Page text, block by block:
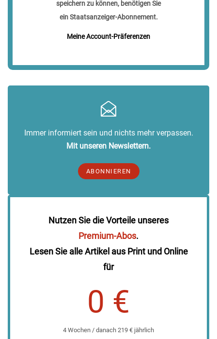
speichern zu können, benötigen Sie
ein Staatsanzeiger-Abonnement.
Meine Account-Präferenzen
Immer informiert sein und nichts mehr verpassen.
Mit unseren Newslettern.
ABONNIEREN
Nutzen Sie die Vorteile unseres
Premium-Abos.
Lesen Sie alle Artikel aus Print und Online
für
0 €
4 Wochen / danach 219 € jährlich